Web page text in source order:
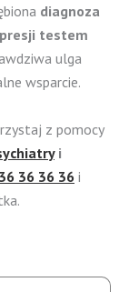
diagnoza
testem
ulga
wsparcie.
z pomocy
i
36 36 36 i